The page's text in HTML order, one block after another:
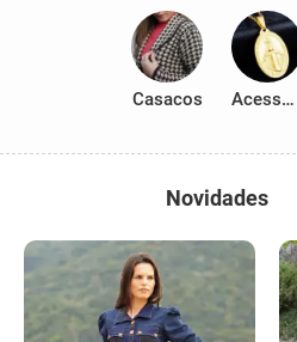
Casacos Acessórios
Novidades